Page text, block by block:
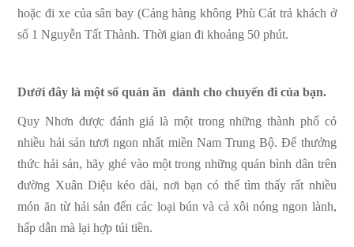
hoặc đi xe của sân bay (Cảng hàng không Phù Cát trả khách ở
số 1 Nguyễn Tất Thành. Thời gian đi khoảng 50 phút.
Dưới đây là một số quán ăn dành cho chuyến đi của bạn.
Quy Nhơn được đánh giá là một trong những thành phố có
nhiều hải sản tươi ngon nhất miền Nam Trung Bộ. Để thưởng
thức hải sản, hãy ghé vào một trong những quán bình dân trên
đường Xuân Diệu kéo dài, nơi bạn có thể tìm thấy rất nhiều
món ăn từ hải sản đến các loại bún và cả xôi nóng ngon lành,
hấp dẫn mà lại hợp túi tiền.